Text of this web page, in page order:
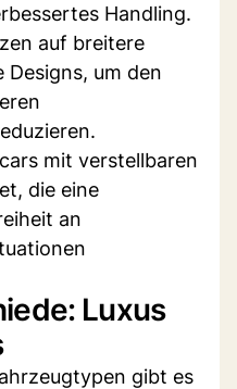
Handling.
auf breitere
Designs, um den
mit verstellbaren
die eine
an
Luxus
gibt es